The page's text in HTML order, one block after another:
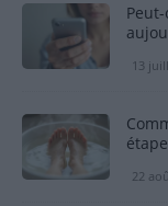
13
22